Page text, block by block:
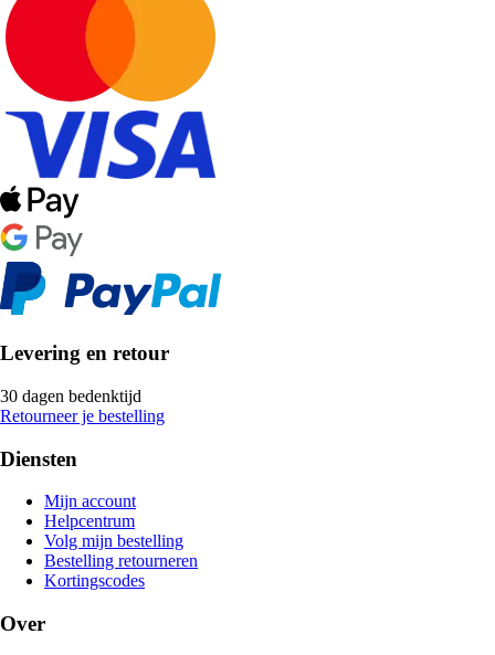
Levering en retour
30 dagen bedenktijd
Retourneer je bestelling
Diensten
Mijn account
Helpcentrum
Volg mijn bestelling
Bestelling retourneren
Kortingscodes
Over